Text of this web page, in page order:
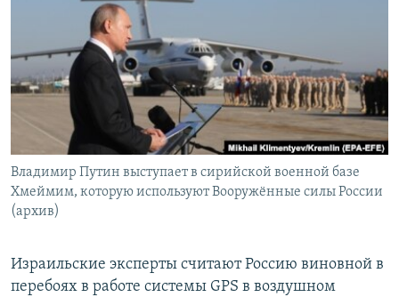
СИБИРЬ.РЕАЛИИ
РАСПИСАНИЕ ВЕЩАНИЯ
ПОДПИШИТЕСЬ НА РАССЫЛКУ
СОЦИАЛЬНЫЕ СЕТИ
Владимир Путин выступает в сирийской военной базе
Хмеймим, которую используют Вооружённые силы России
(архив)
Израильские эксперты считают Россию виновной в
перебоях в работе системы GPS в воздушном